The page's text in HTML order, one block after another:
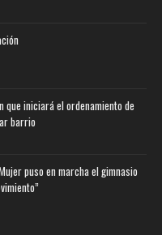
que iniciará el ordenamiento de
barrio
puso en marcha el gimnasio